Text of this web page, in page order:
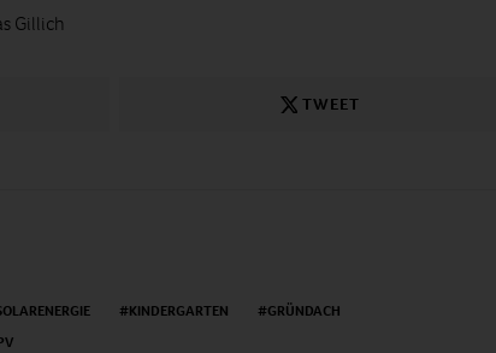
Gillich
TWEET
KINDERGARTEN
GRÜNDACH